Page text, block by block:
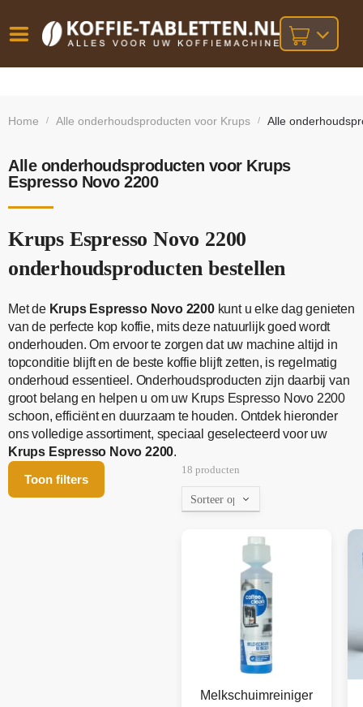
besteld,
bij orders
Home / Alle onderhoudsproducten voor Krups / Alle
Alle onderhoudsproducten voor Krups
Espresso Novo 2200
Krups Espresso Novo 2200
onderhoudsproducten bestellen
Met de Krups Espresso Novo 2200kunt u elke dag genieten
van de perfecte kop koffie, mits deze natuurlijk goed wordt
onderhouden. Om ervoor te zorgen dat uw machine altijd in
topconditie blijft en de beste koffie blijft zetten, is regelmatig
onderhoud essentieel. Onderhoudsproducten zijn daarbij van
groot belang en helpen u om uw Krups Espresso Novo 2200
schoon, efficiënt en duurzaam te houden. Ontdek hieronder
ons volledige assortiment, speciaal geselecteerd voor uw
Krups Espresso Novo 2200.
Toon filters
18 producten
Melkschuimreiniger